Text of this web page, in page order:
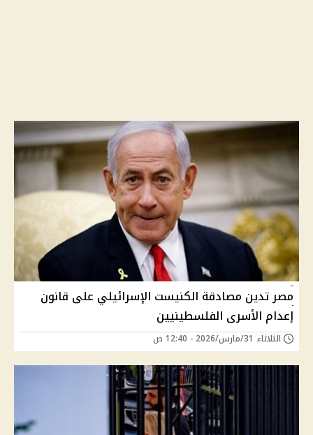
مصر تدين مصادقة الكنيست الإسرائيلي على قانون
إعدام الأسرى الفلسطينيين
الثلاثاء 31/مارس/2026 - 12:40 ص